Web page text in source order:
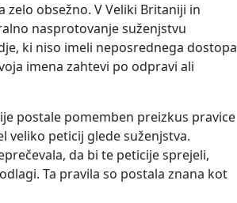
obsežno. V Veliki Britaniji in
nasprotovanje suženjstvu
ki niso imeli neposrednega dostopa
imena zahtevi po odpravi ali
postale pomemben preizkus pravice
veliko peticij glede suženjstva.
da bi te peticije sprejeli,
Ta pravila so postala znana kot